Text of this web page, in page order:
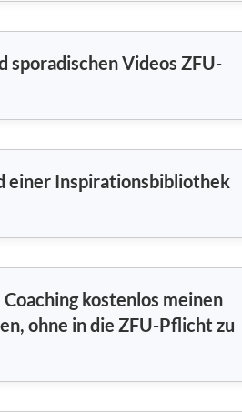
sporadischen Videos ZFU-
einer Inspirationsbibliothek
kostenlos meinen
ohne in die ZFU-Pflicht zu